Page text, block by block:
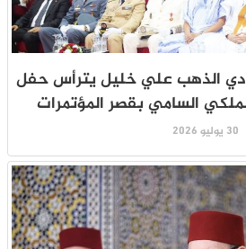
الذهب علي خليل يترأس حفل
السامي بقصر المؤتمرات
30 يوليو 2026